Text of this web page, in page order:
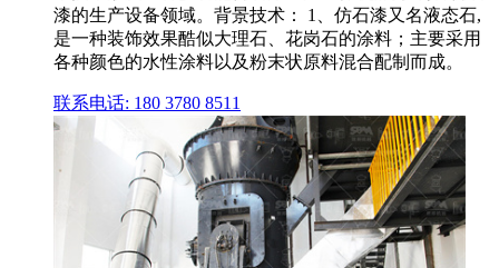
漆的生产设备领域。背景技术： 1、仿石漆又名液态石,
是一种装饰效果酷似大理石、花岗石的涂料；主要采用
各种颜色的水性涂料以及粉末状原料混合配制而成。
联系电话: 180 3780 8511